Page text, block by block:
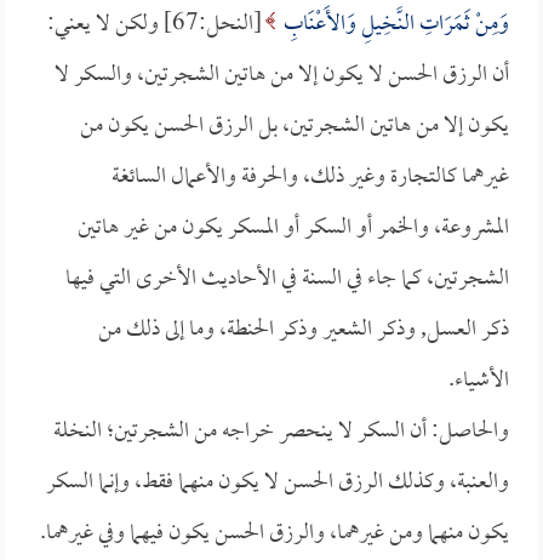
وَمِنْ ثَمَرَاتِ النَّخِيلِ وَالأَعْنَابِ
[النحل:67] ولكن لا يعني:
أن الرزق الحسن لا يكون إلا من هاتين الشجرتين، والسكر لا
يكون إلا من هاتين الشجرتين، بل الرزق الحسن يكون من
غيرهما كالتجارة وغير ذلك، والحرفة والأعمال السائغة
المشروعة، والخمر أو السكر أو المسكر يكون من غير هاتين
الشجرتين، كما جاء في السنة في الأحاديث الأخرى التي فيها
ذكر العسل, وذكر الشعير وذكر الحنطة، وما إلى ذلك من
الأشياء.
والحاصل: أن السكر لا ينحصر خراجه من الشجرتين؛ النخلة
والعنبة، وكذلك الرزق الحسن لا يكون منهما فقط، وإنما السكر
يكون منهما ومن غيرهما، والرزق الحسن يكون فيهما وفي غيرهما.